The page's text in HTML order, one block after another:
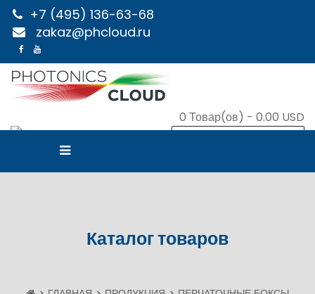
+7 (495) 136-63-68
zakaz@phcloud.ru
0 Товар(ов) - 0.00 USD
Каталог товаров